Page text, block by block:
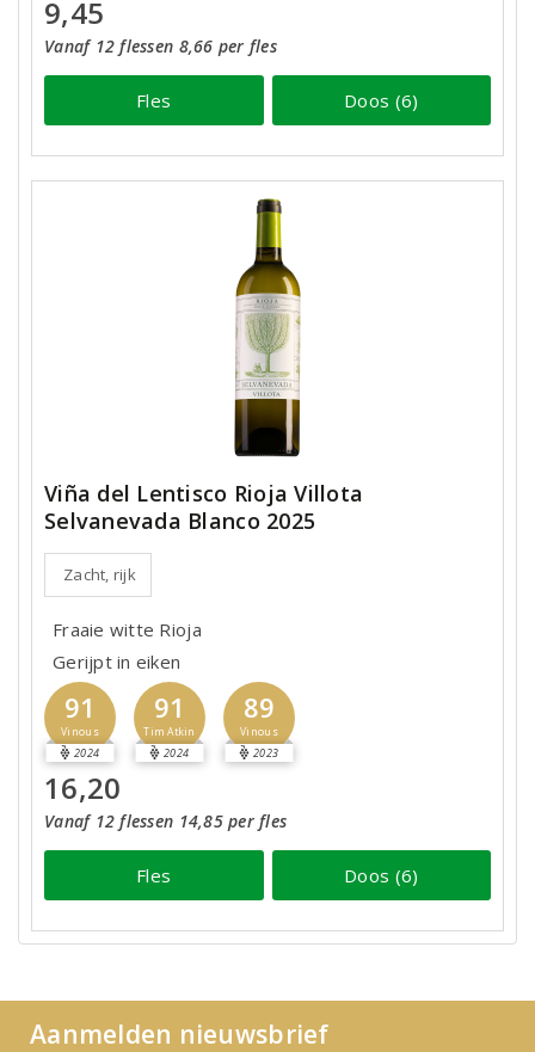
9,45
Vanaf 12 flessen 8,66 per fles
Fles Doos (6)
Viña del Lentisco Rioja Villota
Selvanevada Blanco 2025
Zacht, rijk
Fraaie witte Rioja
Gerijpt in eiken
91
Vinous
2024
91
Tim Atkin
2024
89
Vinous
2023
16,20
Vanaf 12 flessen 14,85 per fles
Fles Doos (6)
Aanmelden nieuwsbrief